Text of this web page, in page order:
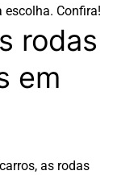
Confira!
rodas
em
as rodas